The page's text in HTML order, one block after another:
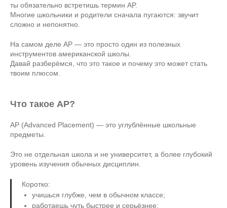
ты обязательно встретишь термин AP.
Многие школьники и родители сначала пугаются: звучит
сложно и непонятно.
На самом деле AP — это просто один из полезных
инструментов американской школы.
Давай разберёмся, что это такое и почему это может стать
твоим плюсом.
Что такое AP?
AP (Advanced Placement) — это углублённые школьные
предметы.
Это не отдельная школа и не университет, а более глубокий
уровень изучения обычных дисциплин.
Коротко:
учишься глубже, чем в обычном классе;
работаешь чуть быстрее и серьёзнее;